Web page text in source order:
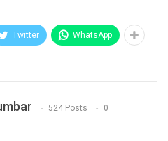
Twitter WhatsApp
524 Posts 0